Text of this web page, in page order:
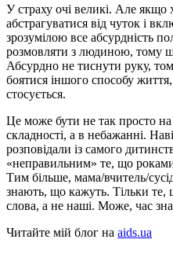
У страху очі великі. Але
абстрагуватися від чуток і
зрозумілою все абсурдність
розмовляти з людиною, тому
Абсурдно не тиснути руку,
боятися іншого способу
стосується.
Це може бути не так просто
складності, а в небажанні.
розповідали із самого
«неправильним» те, що
Тим більше, мама/вчитель/
знають, що кажуть. Тільки те,
слова, а не наші. Може, час
Читайте мій блог на aids.ua